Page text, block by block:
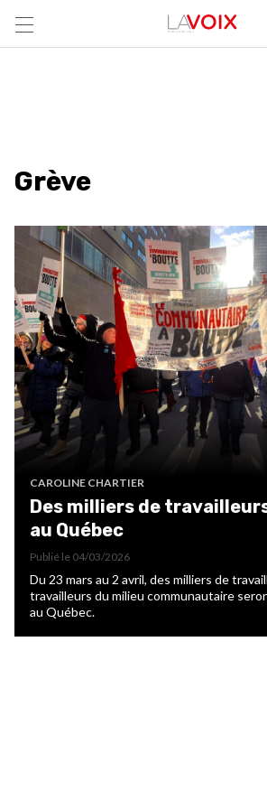
Grève
CAROLINE CHARTIER
Des milliers de
au Québec
Publié le 04/03/2026
Du 23 mars au 2 avril, des milliers de
travailleurs du milieu communautaire
au Québec.